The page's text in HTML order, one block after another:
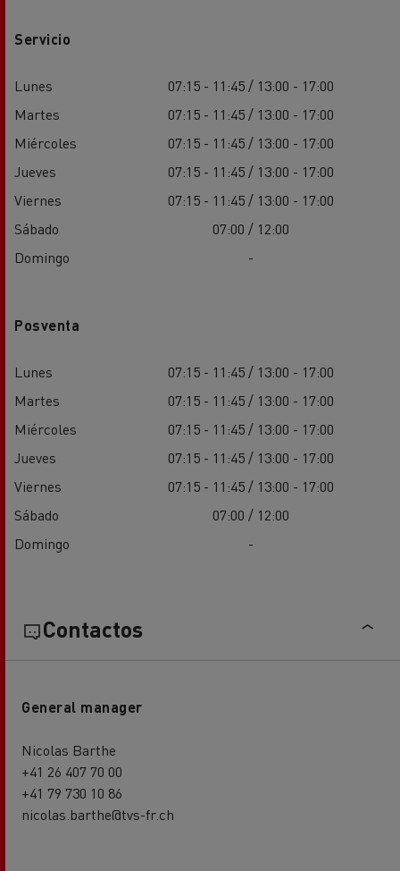
Servicio
Lunes
07:15 - 11:45 / 13:00 - 17:00
Martes
07:15 - 11:45 / 13:00 - 17:00
Miércoles
07:15 - 11:45 / 13:00 - 17:00
Jueves
07:15 - 11:45 / 13:00 - 17:00
Viernes
07:15 - 11:45 / 13:00 - 17:00
Sábado
07:00 / 12:00
Domingo
-
Posventa
Lunes
07:15 - 11:45 / 13:00 - 17:00
Martes
07:15 - 11:45 / 13:00 - 17:00
Miércoles
07:15 - 11:45 / 13:00 - 17:00
Jueves
07:15 - 11:45 / 13:00 - 17:00
Viernes
07:15 - 11:45 / 13:00 - 17:00
Sábado
07:00 / 12:00
Domingo
-
Contactos
General manager
Nicolas Barthe
+41 26 407 70 00
+41 79 730 10 86
nicolas.barthe@tvs-fr.ch